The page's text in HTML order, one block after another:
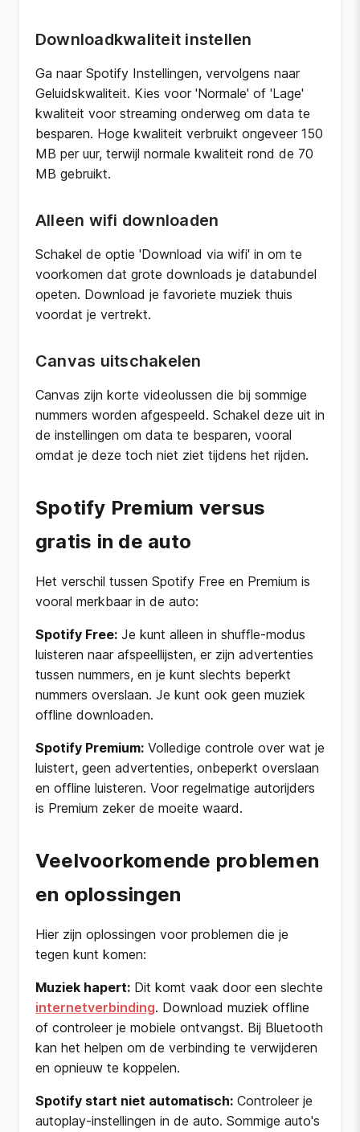
Downloadkwaliteit instellen
Ga naar Spotify Instellingen, vervolgens naar
Geluidskwaliteit. Kies voor 'Normale' of 'Lage'
kwaliteit voor streaming onderweg om data te
besparen. Hoge kwaliteit verbruikt ongeveer 150
MB per uur, terwijl normale kwaliteit rond de 70
MB gebruikt.
Alleen wifi downloaden
Schakel de optie 'Download via wifi' in om te
voorkomen dat grote downloads je databundel
opeten. Download je favoriete muziek thuis
voordat je vertrekt.
Canvas uitschakelen
Canvas zijn korte videolussen die bij sommige
nummers worden afgespeeld. Schakel deze uit in
de instellingen om data te besparen, vooral
omdat je deze toch niet ziet tijdens het rijden.
Spotify Premium versus
gratis in de auto
Het verschil tussen Spotify Free en Premium is
vooral merkbaar in de auto:
Spotify Free: Je kunt alleen in shuffle-modus
luisteren naar afspeellijsten, er zijn advertenties
tussen nummers, en je kunt slechts beperkt
nummers overslaan. Je kunt ook geen muziek
offline downloaden.
Spotify Premium: Volledige controle over wat je
luistert, geen advertenties, onbeperkt overslaan
en offline luisteren. Voor regelmatige autorijders
is Premium zeker de moeite waard.
Veelvoorkomende problemen
en oplossingen
Hier zijn oplossingen voor problemen die je
tegen kunt komen:
Muziek hapert: Dit komt vaak door een slechte
internetverbinding. Download muziek offline
of controleer je mobiele ontvangst. Bij Bluetooth
kan het helpen om de verbinding te verwijderen
en opnieuw te koppelen.
Spotify start niet automatisch: Controleer je
autoplay-instellingen in de auto. Sommige auto's